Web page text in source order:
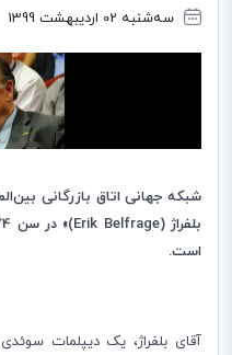
سه‌شنبه 02 اردیبهشت 1399
شبکه جهانی اتاق بازرگانی
بلفراژ (Erik Belfrage)» در سن 74
است.
آقای بلفراژ، یک دیپلمات